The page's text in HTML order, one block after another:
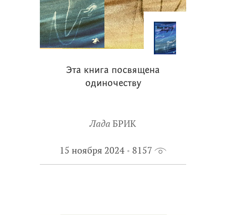
Эта книга посвящена
одиночеству
Лада БРИК
15 ноября 2024 8157